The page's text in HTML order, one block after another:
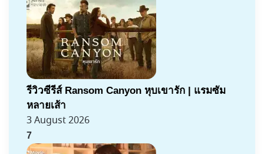
รีวิวซีรีส์ Ransom Canyon หุบเขารัก | แรมซัม
หลายเส้า
3 August 2026
7